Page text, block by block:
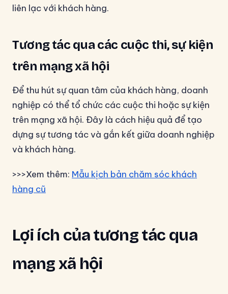
liên lạc với khách hàng.
Tương tác qua các cuộc thi, sự kiện
trên mạng xã hội
Để thu hút sự quan tâm của khách hàng, doanh
nghiệp có thể tổ chức các cuộc thi hoặc sự kiện
trên mạng xã hội. Đây là cách hiệu quả để tạo
dựng sự tương tác và gắn kết giữa doanh nghiệp
và khách hàng.
>>>Xem thêm: Mẫu kịch bản chăm sóc khách
hàng cũ
Lợi ích của tương tác qua
mạng xã hội